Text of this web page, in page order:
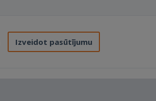
Izveidot pasūtījumu